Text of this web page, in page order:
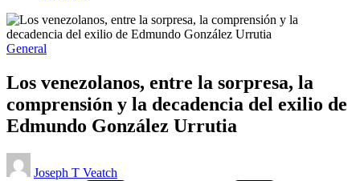
Publicado
General
Los venezolanos, entre la sorpresa, la
comprensión y la decadencia del exilio de
Edmundo González Urrutia
Publicado
por
Joseph T Veatch